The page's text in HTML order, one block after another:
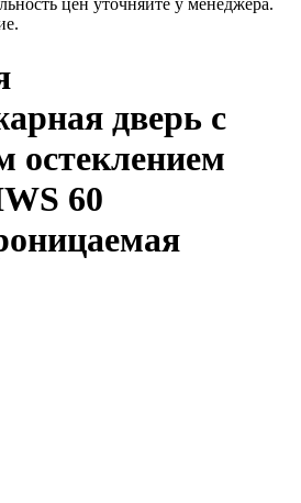
цен уточняйте у менеджера.
дверь с
остеклением
60